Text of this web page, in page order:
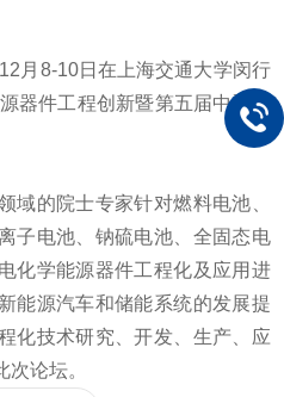
8-10日在上海交通大学闵行
器件工程创新暨第五届中聚电
的院士专家针对燃料电池、
子电池、钠硫电池、全固态电
化学能源器件工程化及应用进
能源汽车和储能系统的发展提
化技术研究、开发、生产、应
论坛。